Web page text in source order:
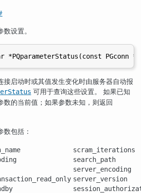
设置。
接启动时或其值发生变化时由服务器自动报
可用于查询这些设置。 如果已知
数的当前值；如果参数未知，则返回
数包括：
scram_iterations
search_path
server_encoding
server_version